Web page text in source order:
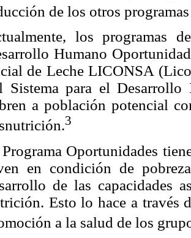
de los otros
los programas
Humano
de Leche LICONSA
Sistema para el
a población potencial
3
Oportunidades
en condición de
de las capacidades
Esto lo hace a través
a la salud de los